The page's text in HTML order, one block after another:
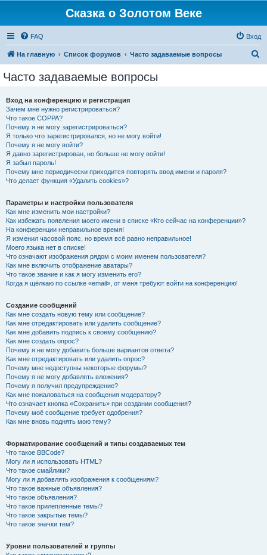
Сказка о Золотом Веке
FAQ Вход
На главную Список форумов Часто задаваемые вопросы
Часто задаваемые вопросы
Вход на конференцию и регистрация
Зачем мне нужно регистрироваться?
Что такое COPPA?
Почему я не могу зарегистрироваться?
Я только что зарегистрировался, но не могу войти!
Почему я не могу войти?
Я давно зарегистрирован, но больше не могу войти!
Я забыл пароль!
Почему мне периодически приходится повторять ввод имени и пароля?
Что делает функция «Удалить cookies»?
Параметры и настройки пользователя
Как мне изменить мои настройки?
Как избежать появления моего имени в списке «Кто сейчас на конференции»?
На конференции неправильное время!
Я изменил часовой пояс, но время всё равно неправильное!
Моего языка нет в списке!
Что означают изображения рядом с моим именем пользователя?
Как мне включить отображение аватары?
Что такое звание и как я могу изменить его?
Когда я щёлкаю по ссылке «email», от меня требуют войти на конференцию!
Создание сообщений
Как мне создать новую тему или сообщение?
Как мне отредактировать или удалить сообщение?
Как мне добавить подпись к своему сообщению?
Как мне создать опрос?
Почему я не могу добавить больше вариантов ответа?
Как мне отредактировать или удалить опрос?
Почему мне недоступны некоторые форумы?
Почему я не могу добавлять вложения?
Почему я получил предупреждение?
Как мне пожаловаться на сообщения модератору?
Что означает кнопка «Сохранить» при создании сообщения?
Почему моё сообщение требует одобрения?
Как мне вновь поднять мою тему?
Форматирование сообщений и типы создаваемых тем
Что такое BBCode?
Могу ли я использовать HTML?
Что такое смайлики?
Могу ли я добавлять изображения к сообщениям?
Что такое важные объявления?
Что такое объявления?
Что такое прилепленные темы?
Что такое закрытые темы?
Что такое значки тем?
Уровни пользователей и группы